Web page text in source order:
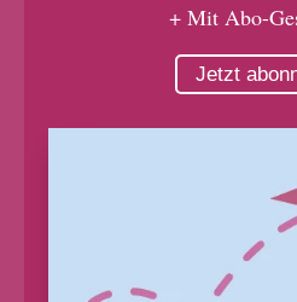
+ Mit Abo-
Jetzt